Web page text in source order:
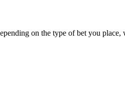
on the type of bet you